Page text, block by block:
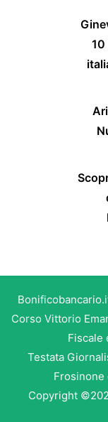
10
Corso Vittorio
Fiscale
Testata
Copyright